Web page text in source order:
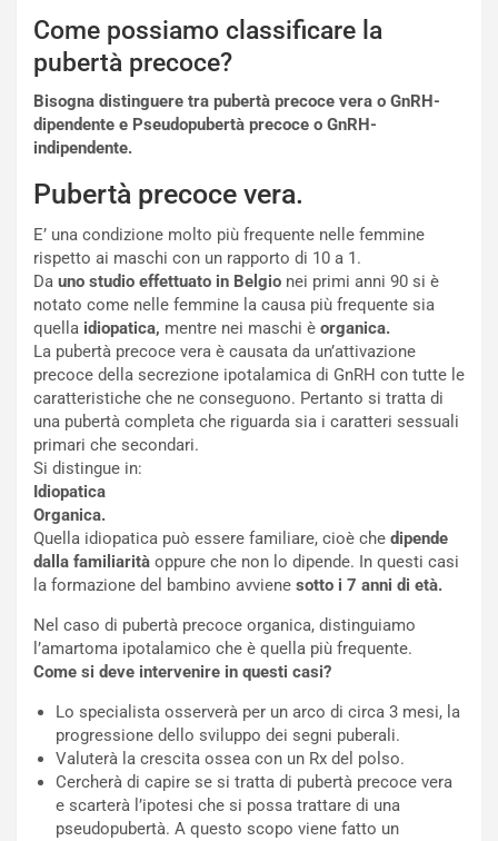
Come possiamo classificare la
pubertà precoce?
Bisogna distinguere tra pubertà precoce vera o GnRH-
dipendente e Pseudopubertà precoce o GnRH-
indipendente.
Pubertà precoce vera.
E’ una condizione molto più frequente nelle femmine
rispetto ai maschi con un rapporto di 10 a 1.
Da uno studio effettuato in Belgio nei primi anni 90 si è
notato come nelle femmine la causa più frequente sia
quella idiopatica, mentre nei maschi è organica.
La pubertà precoce vera è causata da un’attivazione
precoce della secrezione ipotalamica di GnRH con tutte le
caratteristiche che ne conseguono. Pertanto si tratta di
una pubertà completa che riguarda sia i caratteri sessuali
primari che secondari.
Si distingue in:
Idiopatica
Organica.
Quella idiopatica può essere familiare, cioè che dipende
dalla familiarità oppure che non lo dipende. In questi casi
la formazione del bambino avviene sotto i 7 anni di età.
Nel caso di pubertà precoce organica, distinguiamo
l’amartoma ipotalamico che è quella più frequente.
Come si deve intervenire in questi casi?
Lo specialista osserverà per un arco di circa 3 mesi, la
progressione dello sviluppo dei segni puberali.
Valuterà la crescita ossea con un Rx del polso.
Cercherà di capire se si tratta di pubertà precoce vera
e scarterà l’ipotesi che si possa trattare di una
pseudopubertà. A questo scopo viene fatto un